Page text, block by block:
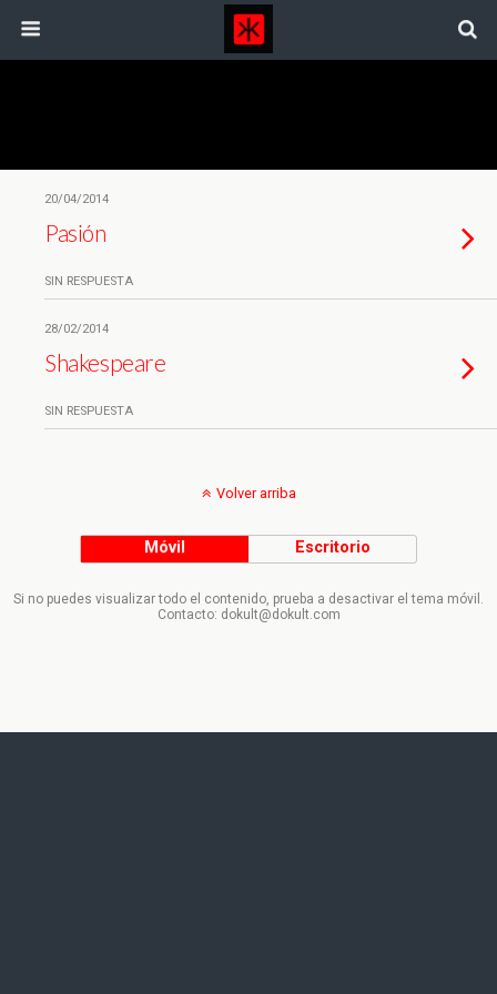
20/04/2014
Pasión
SIN RESPUESTA
28/02/2014
Shakespeare
SIN RESPUESTA
Volver arriba
Móvil Escritorio
Si no puedes visualizar todo el contenido, prueba a desactivar el tema móvil.
Contacto: dokult@dokult.com